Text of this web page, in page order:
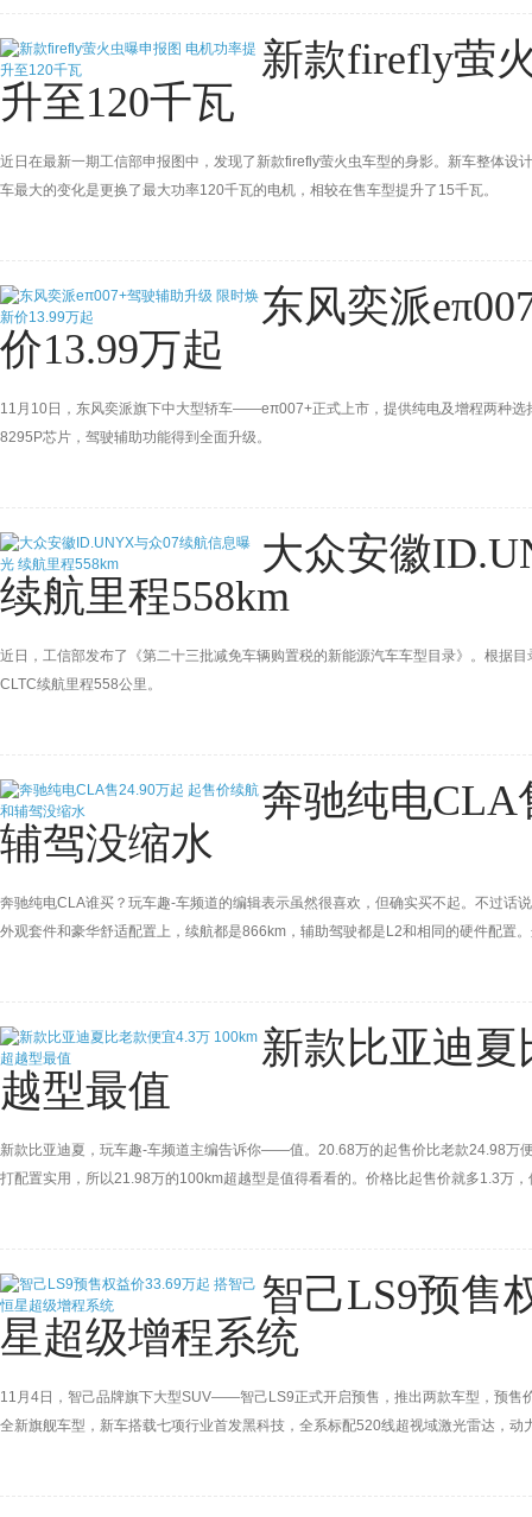
新款firefly萤
升至120千瓦
近日在最新一期工信部申报图中，发现了新款firefly萤火虫车型的身影。新车整体
车最大的变化是更换了最大功率120千瓦的电机，相较在售车型提升了15千瓦。
东风奕派
价13.99万起
11月10日，东风奕派旗下中大型轿车——eπ007+正式上市，提供纯电及增程两种
8295P芯片，驾驶辅助功能得到全面升级。
大众安徽
续航里程558km
近日，工信部发布了《第二十三批减免车辆购置税的新能源汽车车型目录》。根据
CLTC续航里程558公里。
奔驰纯电CLA
辅驾没缩水
奔驰纯电CLA谁买？玩车趣-车频道的编辑表示虽然很喜欢，但确实买不起。不过
外观套件和豪华舒适配置上，续航都是866km，辅助驾驶都是L2和相同的硬件配置
新款比亚迪夏
越型最值
新款比亚迪夏，玩车趣-车频道主编告诉你——值。20.68万的起售价比老款24.98万
打配置实用，所以21.98万的100km超越型是值得看看的。价格比起售价就多1.3万
智己LS9预售
星超级增程系统
11月4日，智己品牌旗下大型SUV——智己LS9正式开启预售，推出两款车型，预
全新旗舰车型，新车搭载七项行业首发黑科技，全系标配520线超视域激光雷达，